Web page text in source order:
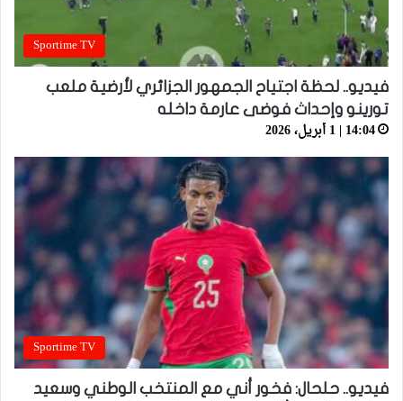
Sportime TV
فيديو.. لحظة اجتياح الجمهور الجزائري لأرضية ملعب
تورينو وإحداث فوضى عارمة داخله
14:04 | 1 أبريل، 2026
Sportime TV
فيديو.. حلحال: فخور أني مع المنتخب الوطني وسعيد